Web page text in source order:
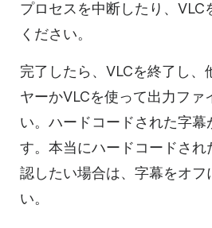
プロセスを中断したり、VLC
ください。
完了したら、VLCを終了し、
ヤーかVLCを使って出力ファ
い。ハードコードされた字
す。本当にハードコードされ
認したい場合は、字幕をオフ
い。